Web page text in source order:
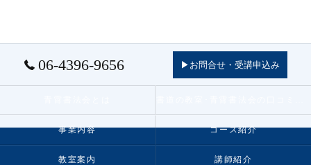
06-4396-9656 ▶お問合せ・受講申込み
事業内容 コース紹介
教室案内 講師紹介